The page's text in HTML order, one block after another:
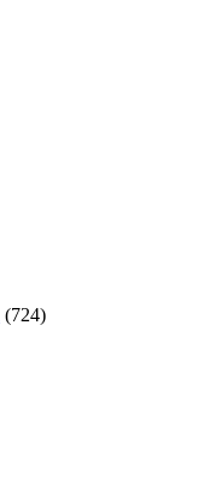
(724)